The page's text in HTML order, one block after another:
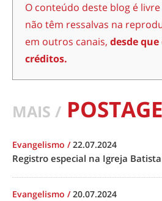
O conteúdo deste blog é
não têm ressalvas na
em outros canais, desde
créditos.
MAIS /
Evangelismo /22.07.2024
Registro especial na Igreja
Evangelismo /20.07.2024